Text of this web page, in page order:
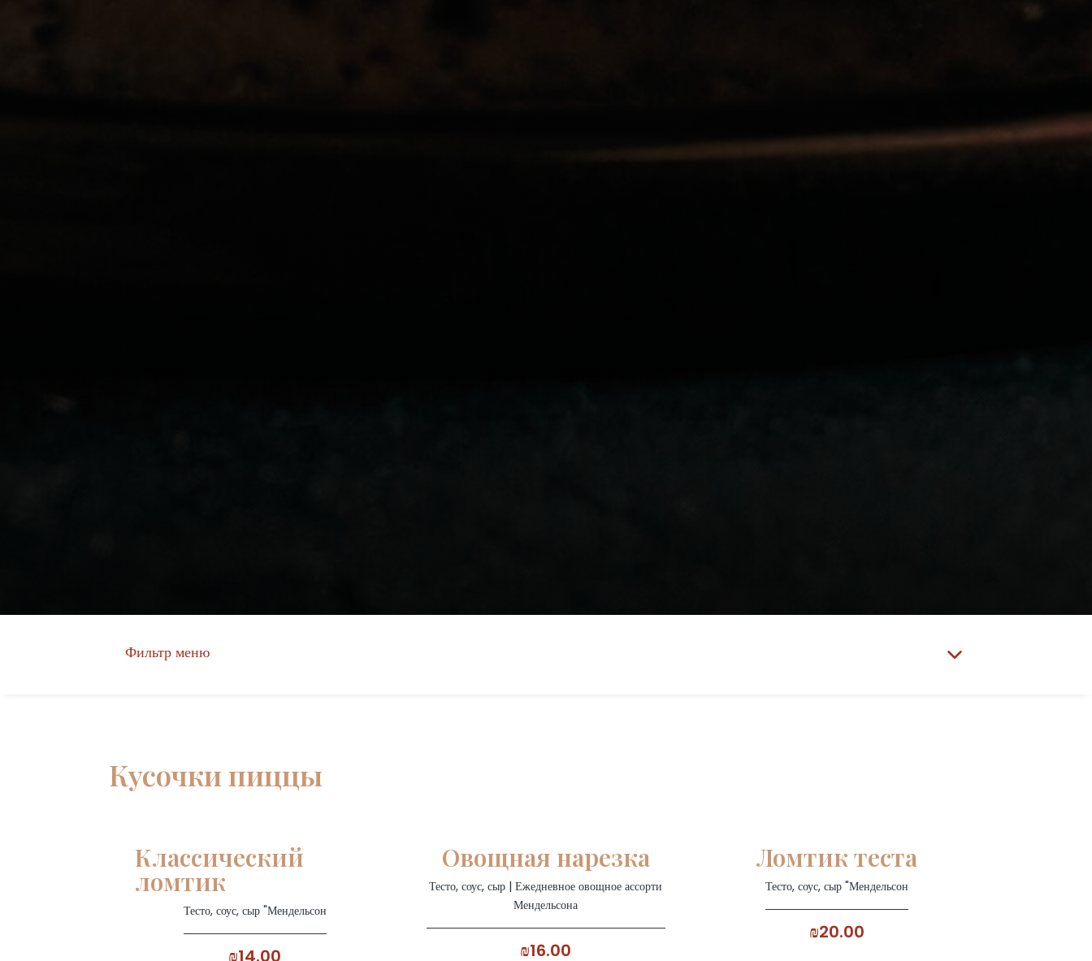
Фильтр меню
Кусочки пиццы
Классический
ломтик
Тесто, соус, сыр "Мендельсон
₪14.00
Овощная нарезка
Тесто, соус, сыр | Ежедневное овощное ассорти
Мендельсона
₪16.00
Ломтик теста
Тесто, соус, сыр "Мендельсон
₪20.00